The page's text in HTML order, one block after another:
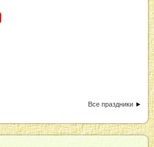
Все праздники ►